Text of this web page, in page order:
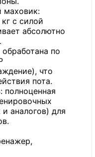
маховик:
с силой
абсолютно
по
что
пота.
полноценная
аналогов) для